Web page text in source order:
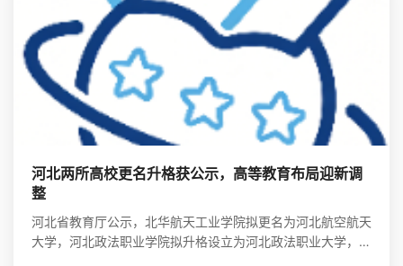
河北两所高校更名升格获公示，高等教育布局迎新调
整
河北省教育厅公示，北华航天工业学院拟更名为河北航空航天
大学，河北政法职业学院拟升格设立为河北政法职业大学，标